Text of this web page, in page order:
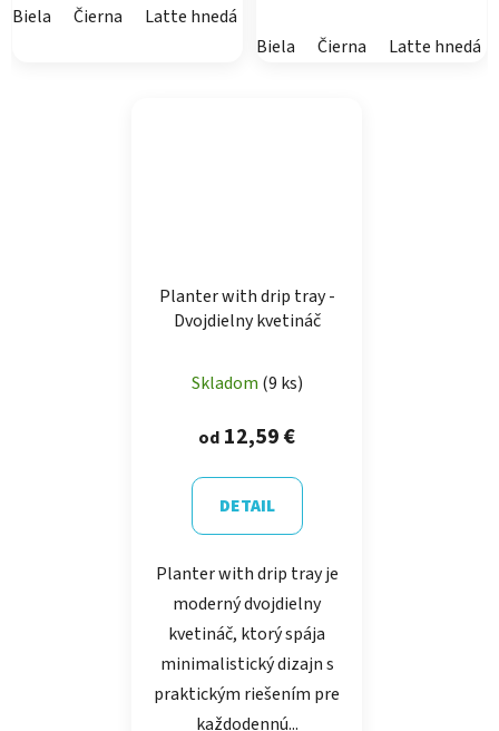
Biela Čierna Latte hnedá
Biela Čierna Latte hnedá
Planter with drip tray -
Dvojdielny kvetináč
hodnotenie
produktu
je
5,0
z
hviezdičiek.
Skladom (9 ks)
od 12,59 €
DETAIL
Planter with drip tray je
moderný dvojdielny
kvetináč, ktorý spája
minimalistický dizajn s
praktickým riešením pre
každodennú...